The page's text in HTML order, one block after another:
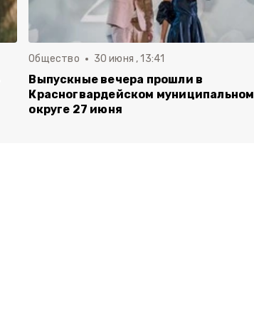
Общество 30 июня , 13:41
Выпускные вечера прошли в
Красногвардейском муниципальном
округе 27 июня